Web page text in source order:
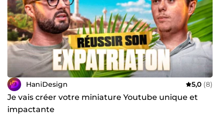
HaniDesign 5,0 (8)
Je vais créer votre miniature Youtube unique et
impactante